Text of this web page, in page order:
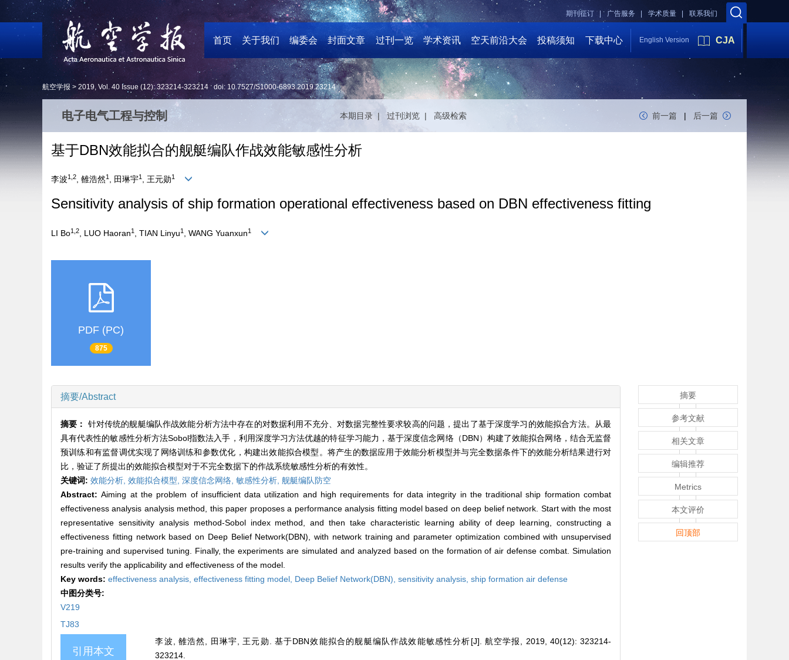
联系我们
学术质量 |
广告服务 |
期刊征订 |
首页 关于我们 编委会 封面文章 过刊一览 学术资讯 空天前沿大会 投稿须知 下载中心 English Version CJA
航空学报 > 2019, Vol. 40 Issue (12): 323214-323214 doi: 10.7527/S1000-6893.2019.23214
电子电气工程与控制 本期目录 | 过刊浏览 | 高级检索 前一篇 | 后一篇
基于DBN效能拟合的舰艇编队作战效能敏感性分析
李波1,2, 雒浩然1 , 田琳宇1 , 王元勋1
Sensitivity analysis of ship formation operational effectiveness based on DBN effectiveness fitting
LI Bo1,2 , LUO Haoran1 , TIAN Linyu1 , WANG Yuanxun1
PDF (PC)
875
摘要/Abstract
摘要： 针对传统的舰艇编队作战效能分析方法中存在的对数据利用不充分、对数据完整性要求较高的问题，提出了基于深度学习的效能拟合方法。从最
具有代表性的敏感性分析方法Sobol指数法入手，利用深度学习方法优越的特征学习能力，基于深度信念网络（DBN）构建了效能拟合网络，结合无监督
预训练和有监督调优实现了网络训练和参数优化，构建出效能拟合模型。将产生的数据应用于效能分析模型并与完全数据条件下的效能分析结果进行对
比，验证了所提出的效能拟合模型对于不完全数据下的作战系统敏感性分析的有效性。
关键词: 效能分析, 效能拟合模型, 深度信念网络, 敏感性分析, 舰艇编队防空
Abstract:Aiming at the problem of insufficient data utilization and high requirements for data integrity in the traditional ship formation combat
effectiveness analysis analysis method, this paper proposes a performance analysis fitting model based on deep belief network. Start with the most
representative sensitivity analysis method-Sobol index method, and then take characteristic learning ability of deep learning, constructing a
effectiveness fitting network based on Deep Belief Network(DBN), with network training and parameter optimization combined with unsupervised
pre-training and supervised tuning. Finally, the experiments are simulated and analyzed based on the formation of air defense combat. Simulation
results verify the applicability and effectiveness of the model.
Key words: effectiveness analysis, effectiveness fitting model, Deep Belief Network(DBN), sensitivity analysis, ship formation air defense
中图分类号:
V219
TJ83
引用本文
李波, 雒浩然, 田琳宇, 王元勋. 基于DBN效能拟合的舰艇编队作战效能敏感性分析[J]. 航空学报, 2019, 40(12): 323214-
323214.
摘要
参考文献
相关文章
编辑推荐
Metrics
本文评价
回顶部